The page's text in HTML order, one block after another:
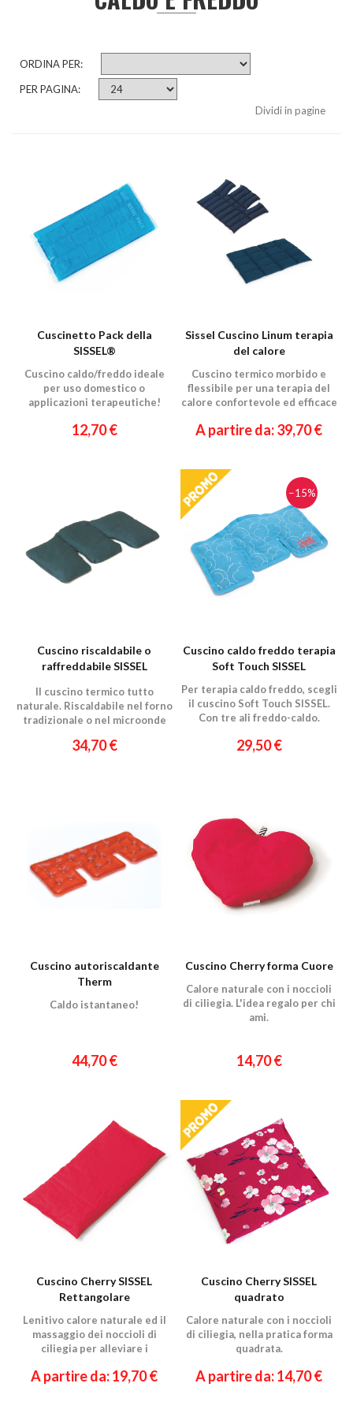
ORDINA PER:
PER PAGINA:
Dividi in pagine
Cuscinetto Pack della
SISSEL®
Cuscino caldo/freddo ideale
per uso domestico o
applicazioni terapeutiche!
12,70 €
Sissel Cuscino Linum terapia
del calore
Cuscino termico morbido e
flessibile per una terapia del
calore confortevole ed efficace
A partire da: 39,70 €
Cuscino riscaldabile o
raffreddabile SISSEL
Il cuscino termico tutto
naturale. Riscaldabile nel forno
tradizionale o nel microonde
34,70 €
−15%
Cuscino caldo freddo terapia
Soft Touch SISSEL
Per terapia caldo freddo, scegli
il cuscino Soft Touch SISSEL.
Con tre ali freddo-caldo.
29,50 €
Cuscino autoriscaldante
Therm
Caldo istantaneo!
44,70 €
Cuscino Cherry forma Cuore
Calore naturale con i noccioli
di ciliegia. L'idea regalo per chi
ami.
14,70 €
Cuscino Cherry SISSEL
Rettangolare
Lenitivo calore naturale ed il
massaggio dei noccioli di
ciliegia per alleviare i
A partire da: 19,70 €
Cuscino Cherry SISSEL
quadrato
Calore naturale con i noccioli
di ciliegia, nella pratica forma
quadrata.
A partire da: 14,70 €